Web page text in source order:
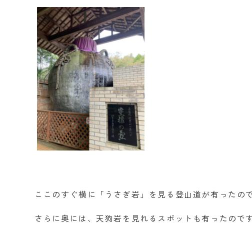
ここのすぐ横に「うさぎ岩」を見る登山道が有ったの
さらに奥には、天狗岩を見れるスポットも有ったので